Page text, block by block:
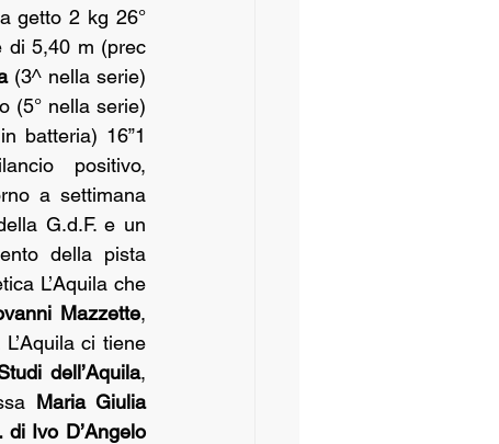
getto 2 kg 26°
di 5,40 m (prec
(3^ nella serie)
(5° nella serie)
batteria) 16”1
positivo,
a settimana
G.d.F. e un
della pista
L’Aquila che
Mazzette
L’Aquila ci tiene
dell’Aquila,
Maria Giulia
di Ivo D’Angelo